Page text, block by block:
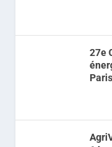
27e
Paris